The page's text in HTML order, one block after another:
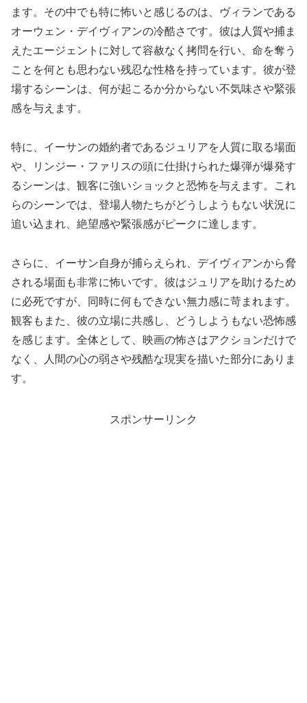
ます。その中でも特に怖いと感じるのは、ヴィランである
オーウェン・デイヴィアンの冷酷さです。彼は人質や捕ま
えたエージェントに対して容赦なく拷問を行い、命を奪う
ことを何とも思わない残忍な性格を持っています。彼が登
場するシーンは、何が起こるか分からない不気味さや緊張
感を与えます。
特に、イーサンの婚約者であるジュリアを人質に取る場面
や、リンジー・ファリスの頭に仕掛けられた爆弾が爆発す
るシーンは、観客に強いショックと恐怖を与えます。これ
らのシーンでは、登場人物たちがどうしようもない状況に
追い込まれ、絶望感や緊張感がピークに達します。
さらに、イーサン自身が捕らえられ、デイヴィアンから脅
される場面も非常に怖いです。彼はジュリアを助けるため
に必死ですが、同時に何もできない無力感に苛まれます。
観客もまた、彼の立場に共感し、どうしようもない恐怖感
を感じます。全体として、映画の怖さはアクションだけで
なく、人間の心の弱さや残酷な現実を描いた部分にありま
す。
スポンサーリンク